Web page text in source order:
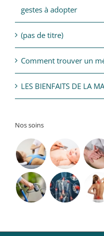
gestes à adopter
(pas de titre)
Comment trouver un
LES BIENFAITS DE LA
Nos soins